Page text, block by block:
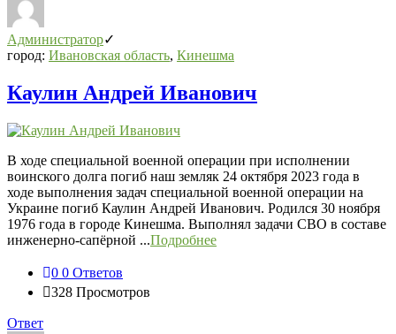
Администратор
город: Ивановская область, Кинешма
Каулин Андрей Иванович
В ходе специальной военной операции при исполнении
воинского долга погиб наш земляк 24 октября 2023 года в
ходе выполнения задач специальной военной операции на
Украине погиб Каулин Андрей Иванович. Родился 30 ноября
1976 года в городе Кинешма. Выполнял задачи СВО в составе
инженерно-сапёрной ...Подробнее
0 0 Ответов
328 Просмотров
Ответ